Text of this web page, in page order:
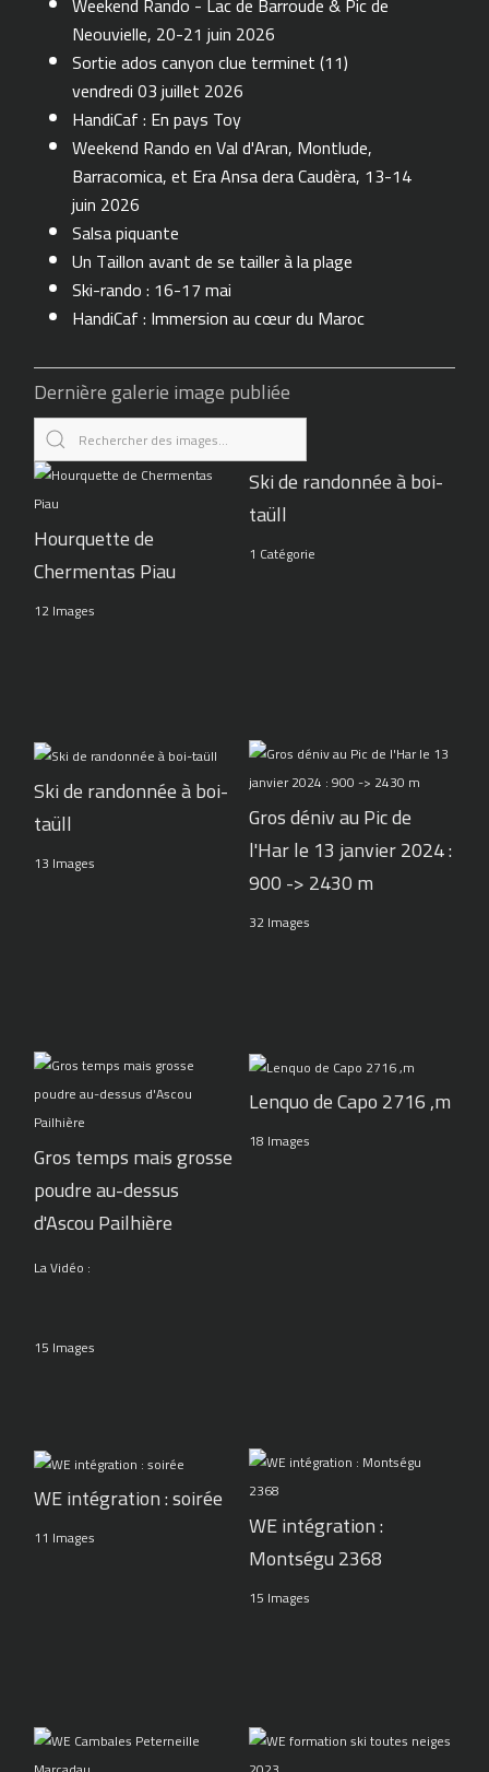
Neouvielle, 20-21 juin 2026
Sortie ados canyon clue terminet (11)
vendredi 03 juillet 2026
HandiCaf : En pays Toy
Weekend Rando en Val d'Aran, Montlude,
Barracomica, et Era Ansa dera Caudèra, 13-14
juin 2026
Salsa piquante
Un Taillon avant de se tailler à la plage
Ski-rando : 16-17 mai
HandiCaf : Immersion au cœur du Maroc
Dernière galerie image publiée
Hourquette de
Chermentas Piau
12 Images
Ski de randonnée à boi-
taüll
1 Catégorie
Ski de randonnée à boi-
taüll
13 Images
Gros déniv au Pic de
l'Har le 13 janvier 2024 :
900 -> 2430 m
32 Images
Gros temps mais grosse
poudre au-dessus
d'Ascou Pailhière
La Vidéo :
15 Images
Lenquo de Capo 2716 ,m
18 Images
WE intégration : soirée
11 Images
WE intégration :
Montségu 2368
15 Images